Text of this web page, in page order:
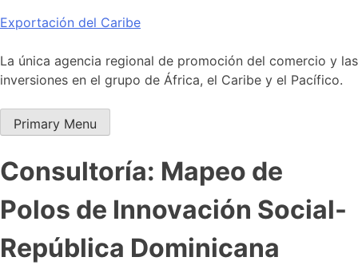
Skip
content
Exportación del Caribe
La única agencia regional de promoción del comercio y las
inversiones en el grupo de África, el Caribe y el Pacífico.
Primary Menu
Consultoría: Mapeo de
Polos de Innovación Social-
República Dominicana